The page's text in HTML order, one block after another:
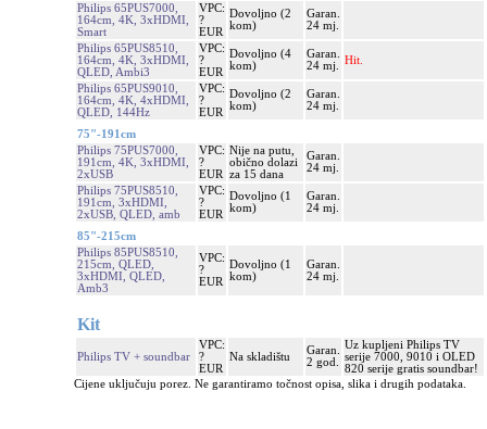
Philips 65PUS7000,
164cm, 4K, 3xHDMI,
Smart
VPC:
?
EUR
Dovoljno (2
kom)
Garan.
24 mj.
Philips 65PUS8510,
164cm, 4K, 3xHDMI,
QLED, Ambi3
VPC:
?
EUR
Dovoljno (4
kom)
Garan.
24 mj.
Hit.
Philips 65PUS9010,
164cm, 4K, 4xHDMI,
QLED, 144Hz
VPC:
?
EUR
Dovoljno (2
kom)
Garan.
24 mj.
75"-191cm
Philips 75PUS7000,
191cm, 4K, 3xHDMI,
2xUSB
VPC:
?
EUR
Nije na putu,
obično dolazi
za 15 dana
Garan.
24 mj.
Philips 75PUS8510,
191cm, 3xHDMI,
2xUSB, QLED, amb
VPC:
?
EUR
Dovoljno (1
kom)
Garan.
24 mj.
85"-215cm
Philips 85PUS8510,
215cm, QLED,
3xHDMI, QLED,
Amb3
VPC:
?
EUR
Dovoljno (1
kom)
Garan.
24 mj.
Kit
Philips TV + soundbar
VPC:
?
EUR
Na skladištu
Garan.
2 god.
Uz kupljeni Philips TV
serije 7000, 9010 i OLED
820 serije gratis soundbar!
Cijene uključuju porez. Ne garantiramo točnost opisa, slika i drugih podataka.